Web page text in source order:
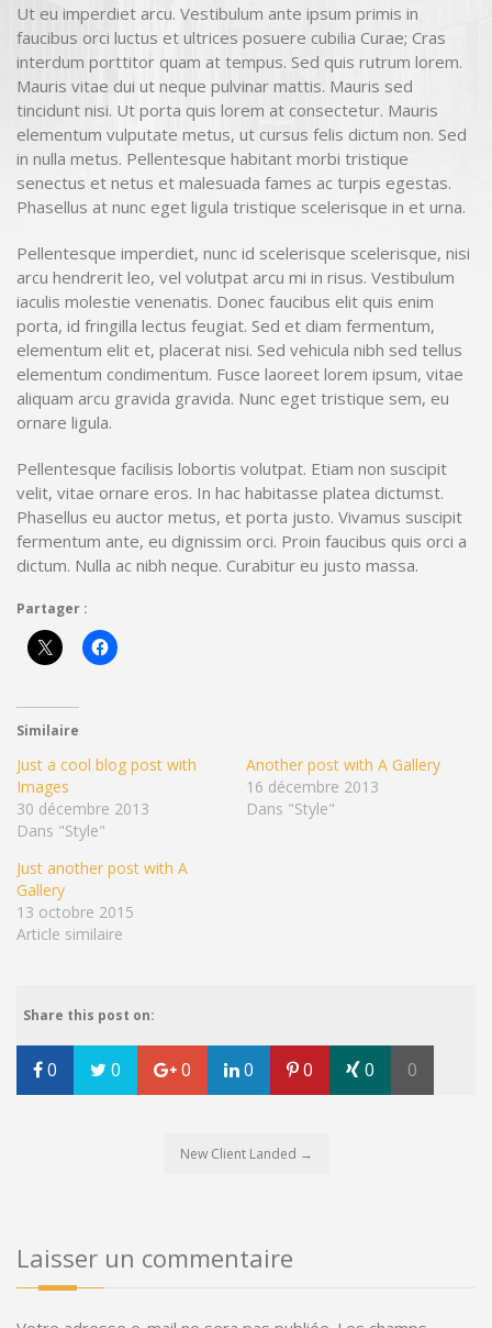
Ut eu imperdiet arcu. Vestibulum ante ipsum primis in
faucibus orci luctus et ultrices posuere cubilia Curae; Cras
interdum porttitor quam at tempus. Sed quis rutrum lorem.
Mauris vitae dui ut neque pulvinar mattis. Mauris sed
tincidunt nisi. Ut porta quis lorem at consectetur. Mauris
elementum vulputate metus, ut cursus felis dictum non. Sed
in nulla metus. Pellentesque habitant morbi tristique
senectus et netus et malesuada fames ac turpis egestas.
Phasellus at nunc eget ligula tristique scelerisque in et urna.
Pellentesque imperdiet, nunc id scelerisque scelerisque, nisi
arcu hendrerit leo, vel volutpat arcu mi in risus. Vestibulum
iaculis molestie venenatis. Donec faucibus elit quis enim
porta, id fringilla lectus feugiat. Sed et diam fermentum,
elementum elit et, placerat nisi. Sed vehicula nibh sed tellus
elementum condimentum. Fusce laoreet lorem ipsum, vitae
aliquam arcu gravida gravida. Nunc eget tristique sem, eu
ornare ligula.
Pellentesque facilisis lobortis volutpat. Etiam non suscipit
velit, vitae ornare eros. In hac habitasse platea dictumst.
Phasellus eu auctor metus, et porta justo. Vivamus suscipit
fermentum ante, eu dignissim orci. Proin faucibus quis orci a
dictum. Nulla ac nibh neque. Curabitur eu justo massa.
Partager :
Similaire
Just a cool blog post with
Images
30 décembre 2013
Dans "Style"
Another post with A Gallery
16 décembre 2013
Dans "Style"
Just another post with A
Gallery
13 octobre 2015
Article similaire
Share this post on:
0 0 0 0 0 0 0
New Client Landed →
Laisser un commentaire